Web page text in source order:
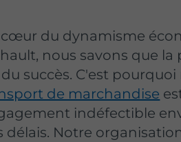
du dynamisme
nous savons que la
du succès. C'est
de marchandise
indéfectible
délais. Notre